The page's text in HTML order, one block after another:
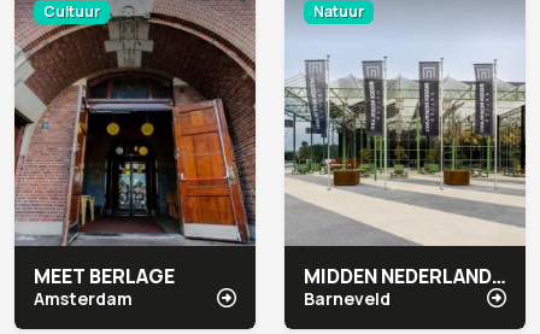
Cultuur
MEET BERLAGE
Amsterdam
Natuur
MIDDEN NEDERLAND HALLEN
Barneveld